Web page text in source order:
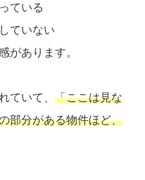
ている
ていない
があります。
ていて、 「ここは見な
部分がある物件ほど、